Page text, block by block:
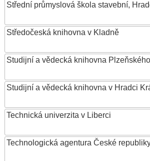
Střední průmyslová škola stavební,
Středočeská knihovna v Kladně
Studijní a vědecká knihovna
Studijní a vědecká knihovna v Hradci
Technická univerzita v Liberci
Technologická agentura České